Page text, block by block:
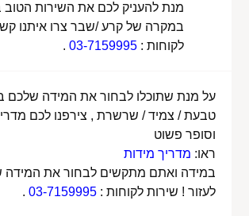
מנת להעניק לכם את השירות הטוב
במקרה של קרע /שבר צרו איתנו
לקוחות :03-7159995
.
על מנת שתוכלו לבחור את המידה שלכם
טבעת / צמיד / שרשרת , צירפנו לכם
וסופר פשוט
ראו: מדריך מידות
במידה ואתם מתקשים לבחור את
לעזור ! שירות לקוחות :03-7159995
.